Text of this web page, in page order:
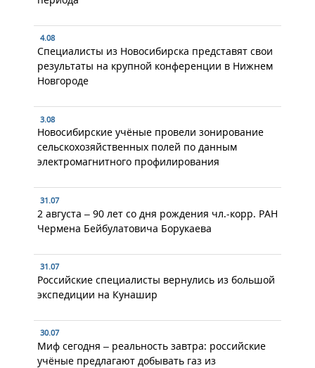
4.08
Специалисты из Новосибирска представят свои
результаты на крупной конференции в Нижнем
Новгороде
3.08
Новосибирские учёные провели зонирование
сельскохозяйственных полей по данным
электромагнитного профилирования
31.07
2 августа – 90 лет со дня рождения чл.-корр. РАН
Чермена Бейбулатовича Борукаева
31.07
Российские специалисты вернулись из большой
экспедиции на Кунашир
30.07
Миф сегодня – реальность завтра: российские
учёные предлагают добывать газ из